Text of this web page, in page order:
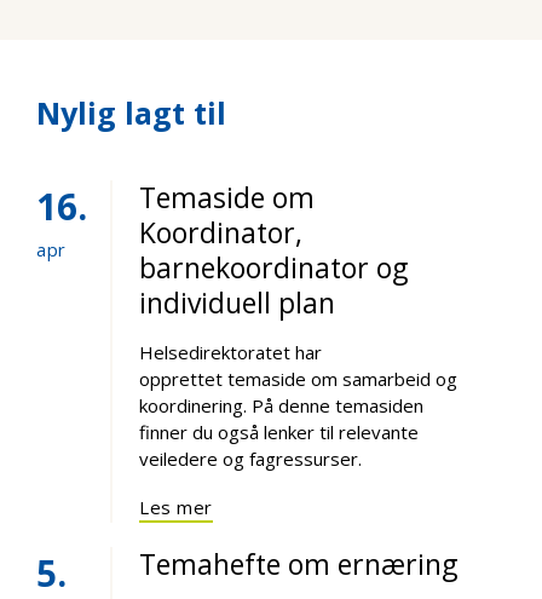
Nylig lagt til
16
apr
Temaside om
Koordinator,
barnekoordinator og
individuell plan
Helsedirektoratet har
opprettet temaside om samarbeid og
koordinering. På denne temasiden
finner du også lenker til relevante
veiledere og fagressurser.
Les mer
5 Temahefte om ernæring